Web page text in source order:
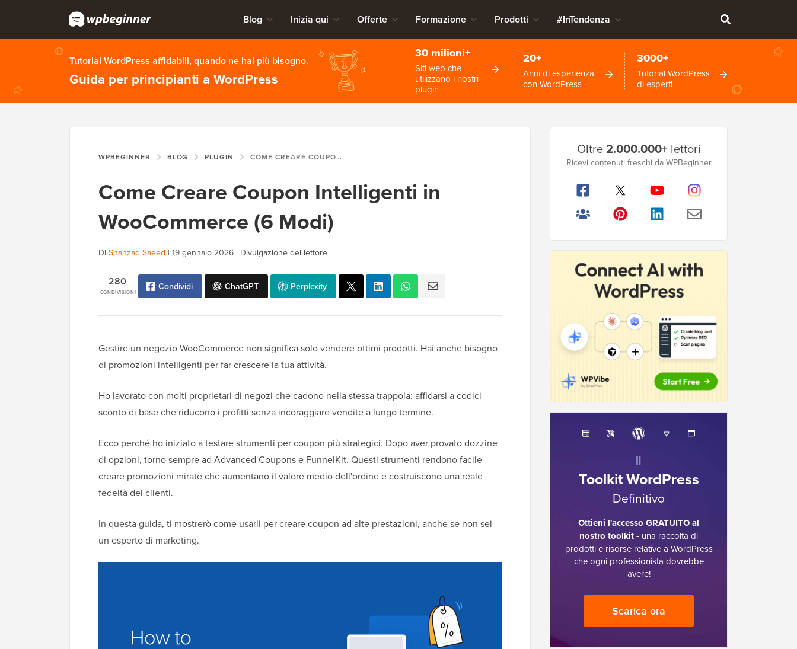
Blog Inizia qui Offerte Formazione Prodotti #InTendenza
Tutorial WordPress affidabili, quando ne hai più bisogno.
Guida per principianti a WordPress
30 milioni+
Siti web che
utilizzano i nostri
plugin
20+
Anni di esperienza
con WordPress
3000+
Tutorial WordPress
di esperti
WPBEGINNER BLOG PLUGIN COME CREARE COUPON INTELLIGENTI IN WOOCOMMERCE (6 MODI)
Come Creare Coupon Intelligenti in
WooCommerce (6 Modi)
Di Shahzad Saeed | 19 gennaio 2026 | Divulgazione del lettore
CONDIVISIONI
280 Condividi ChatGPT Perplexity
Gestire un negozio WooCommerce non significa solo vendere ottimi prodotti. Hai anche bisogno
di promozioni intelligenti per far crescere la tua attività.
Ho lavorato con molti proprietari di negozi che cadono nella stessa trappola: affidarsi a codici
sconto di base che riducono i profitti senza incoraggiare vendite a lungo termine.
Ecco perché ho iniziato a testare strumenti per coupon più strategici. Dopo aver provato dozzine
di opzioni, torno sempre ad Advanced Coupons e FunnelKit. Questi strumenti rendono facile
creare promozioni mirate che aumentano il valore medio dell'ordine e costruiscono una reale
fedeltà dei clienti.
In questa guida, ti mostrerò come usarli per creare coupon ad alte prestazioni, anche se non sei
un esperto di marketing.
laterale
principale
Oltre2.000.000+lettori
Ricevi contenuti freschi da WPBeginner
Il
Toolkit WordPress
Definitivo
Ottieni l'accesso GRATUITO al
nostro toolkit- una raccolta di
prodotti e risorse relative a WordPress
che ogni professionista dovrebbe
avere!
Scarica ora